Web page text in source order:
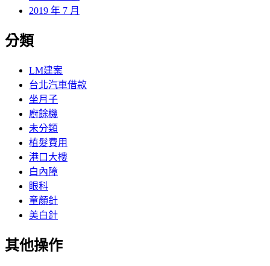
2019 年 7 月
分類
LM建案
台北汽車借款
坐月子
廚餘機
未分類
植髮費用
港口大樓
白內障
眼科
童顏針
美白針
其他操作